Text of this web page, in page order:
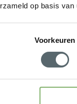
op basis
Voorkeuren